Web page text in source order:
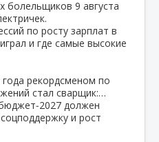
болельщиков 9 августа
по росту зарплат в
и где самые высокие
рекордсменом по
стал сварщик:…
должен
и рост